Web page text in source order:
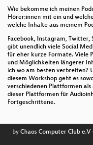
Wie bekomme ich meinen
Hörer:innen mit ein und
welche Inhalte aus meinem
Facebook, Instagram, Twitter,
gibt unendlich viele Social
für eher kurze Formate. Viele
und Möglichkeiten längerer
ich wo am besten verbreiten?
diesem Workshop geht es
verschiedenen Plattformen
dieser Plattformen für
Fortgeschrittene.
by Chaos Computer Club e.V